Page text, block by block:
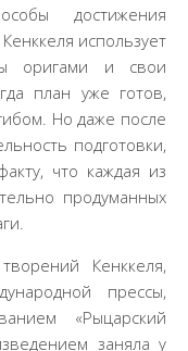
достижения
использует
оригами и свои
план уже готов,
Но даже после
подготовки,
что каждая из
продуманных
Кенккеля,
прессы,
«Рыцарский
заняла у